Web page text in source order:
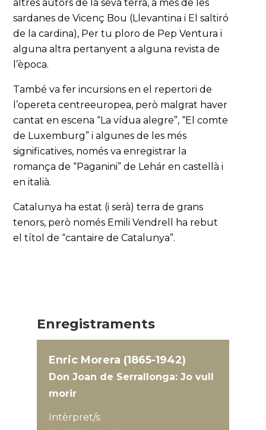
altres autors de la seva terra, a més de les
sardanes de Vicenç Bou (Llevantina i El saltiró
de la cardina), Per tu ploro de Pep Ventura i
alguna altra pertanyent a alguna revista de
l’època.
També va fer incursions en el repertori de
l’opereta centreeuropea, però malgrat haver
cantat en escena “La vídua alegre”, “El comte
de Luxemburg” i algunes de les més
significatives, només va enregistrar la
romança de “Paganini” de Lehár en castellà i
en italià.
Catalunya ha estat (i serà) terra de grans
tenors, però només Emili Vendrell ha rebut
el títol de “cantaire de Catalunya”.
Enregistraments
Enric Morera (1865-1942)
Don Joan de Serrallonga: Jo vull
morir
Intèrpret/s: